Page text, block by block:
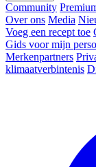
Community
Over ons Media
Voeg een recept toe
Gids voor mijn
Merkenpartners
klimaatverbintenis